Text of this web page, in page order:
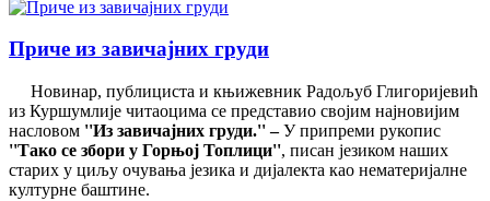
Приче из завичајних груди
Новинар, публициста и књижевник Радољуб Глигоријевић
из Куршумлије читаоцима се представио својим најновијим
насловом ''Из завичајних груди.'' –У припреми рукопис
''Тако се збори у Горњој Топлици'', писан језиком наших
старих у циљу очувања језика и дијалекта као нематеријалне
културне баштине.